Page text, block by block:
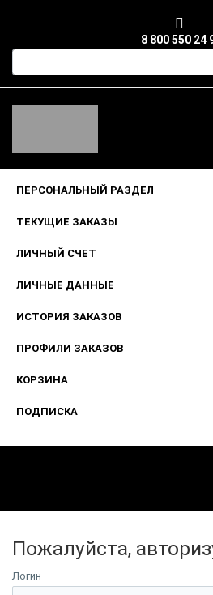
8 800 550 24
ПЕРСОНАЛЬНЫЙ РАЗДЕЛ
ТЕКУЩИЕ ЗАКАЗЫ
ЛИЧНЫЙ СЧЕТ
ЛИЧНЫЕ ДАННЫЕ
ИСТОРИЯ ЗАКАЗОВ
ПРОФИЛИ ЗАКАЗОВ
КОРЗИНА
ПОДПИСКА
Пожалуйста,
Логин